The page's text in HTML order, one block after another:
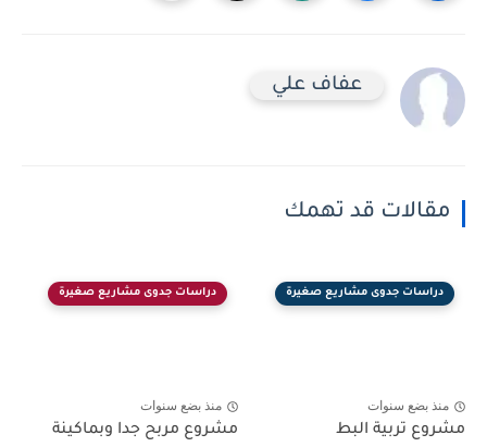
عفاف علي
مقالات قد تهمك
دراسات جدوى مشاريع صغيرة
منذ بضع سنوات
مشروع تربية البط
دراسات جدوى مشاريع صغيرة
منذ بضع سنوات
مشروع مربح جدا وبماكينة